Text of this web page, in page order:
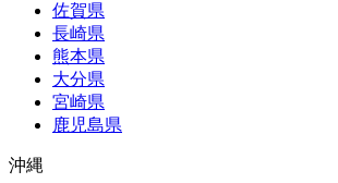
佐賀県
長崎県
熊本県
大分県
宮崎県
鹿児島県
沖縄